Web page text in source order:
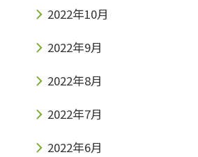
2022年10月
2022年9月
2022年8月
2022年7月
2022年6月